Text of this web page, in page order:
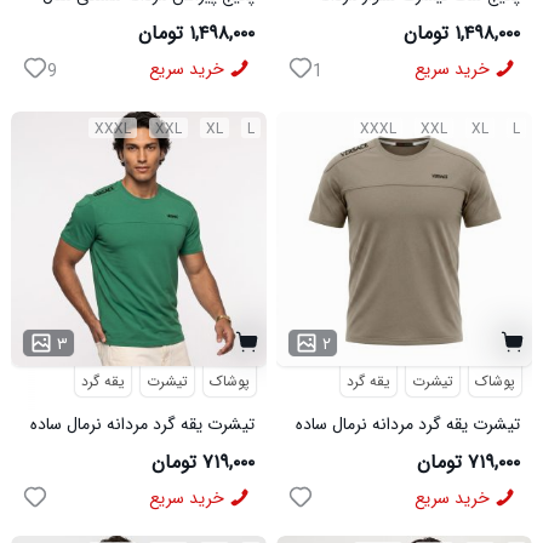
VQ شلوار مردانه خاکی مدل
MOBIN
۱,۴۹۸,۰۰۰ تومان
خرید سریع 9
361 مدل W15 کفش ورزشی
مردانه مدل pavlo
۱,۴۹۸,۰۰۰ تومان
خرید سریع 1
L
XL
XXL
XXXL
۳
پوشاک تیشرت یقه گرد
تیشرت یقه گرد مردانه نرمال ساده
50956
۷۱۹,۰۰۰ تومان
خرید سریع
L
XL
XXL
XXXL
۲
پوشاک تیشرت یقه گرد
تیشرت یقه گرد مردانه نرمال ساده
50957
۷۱۹,۰۰۰ تومان
خرید سریع